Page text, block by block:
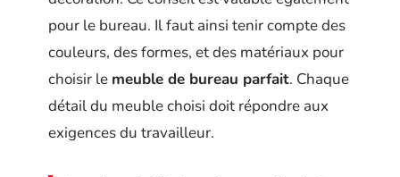
pour le bureau. Il faut ainsi tenir compte des
couleurs, des formes, et des matériaux pour
choisir le meuble de bureau parfait. Chaque
détail du meuble choisi doit répondre aux
exigences du travailleur.